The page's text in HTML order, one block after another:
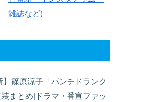
雑誌など)
】篠原涼子「パンチドランク
まとめ|ドラマ・番宣ファッ